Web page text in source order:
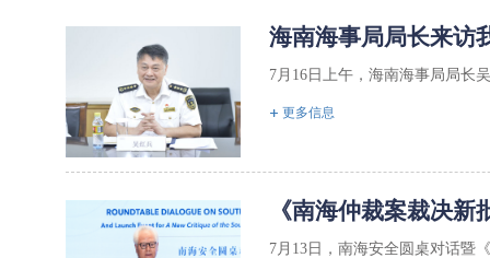
海南海事局局长来访
7月16日上午，海南海事局局长
更多信息
《南海仲裁案裁决
7月13日，南海安全圆桌对话暨